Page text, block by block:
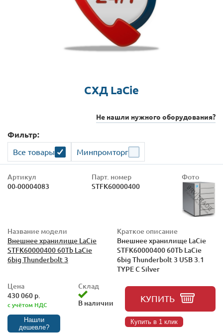
СХД LaCie
Не нашли нужного оборудования?
Фильтр:
Все товары Минпромторг
Артикул
00-00004083
Парт. номер
STFK60000400
Фото
Название модели
Внешнее хранилище LaCie
STFK60000400 60Tb LaCie
6big Thunderbolt 3
Краткое описание
Внешнее хранилище LaCie
STFK60000400 60Tb LaCie
6big Thunderbolt 3 USB 3.1
TYPE C Silver
Цена
430 060 р.
с учётом НДС
Нашли
дешевле?
Склад
В наличии
КУПИТЬ
Купить в 1 клик